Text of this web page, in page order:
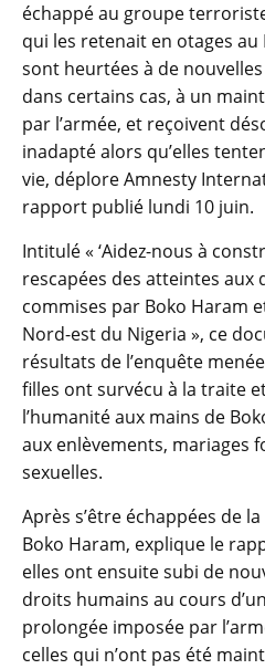
échappé au groupe
qui les retenait en otages
sont heurtées à de
dans certains cas, à un
par l’armée, et reçoivent
inadapté alors qu’elles
vie, déplore Amnesty
rapport publié lundi 10 juin.
Intitulé « ‘Aidez-nous à
rescapées des atteintes aux
commises par Boko Haram
Nord-est du Nigeria », ce
résultats de l’enquête
filles ont survécu à la traite
l’humanité aux mains de
aux enlèvements, mariages
sexuelles.
Après s’être échappées de
Boko Haram, explique le
elles ont ensuite subi de
droits humains au cours
prolongée imposée par
celles qui n’ont pas été